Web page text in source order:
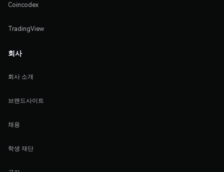
Coincodex
TradingView
회사
회사 소개
브랜드사이트
채용
학생 재단